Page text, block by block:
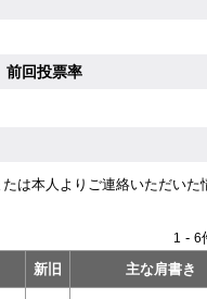
前回投票率
は本人よりご連絡いただいた
1 - 6
新旧 主な肩書き